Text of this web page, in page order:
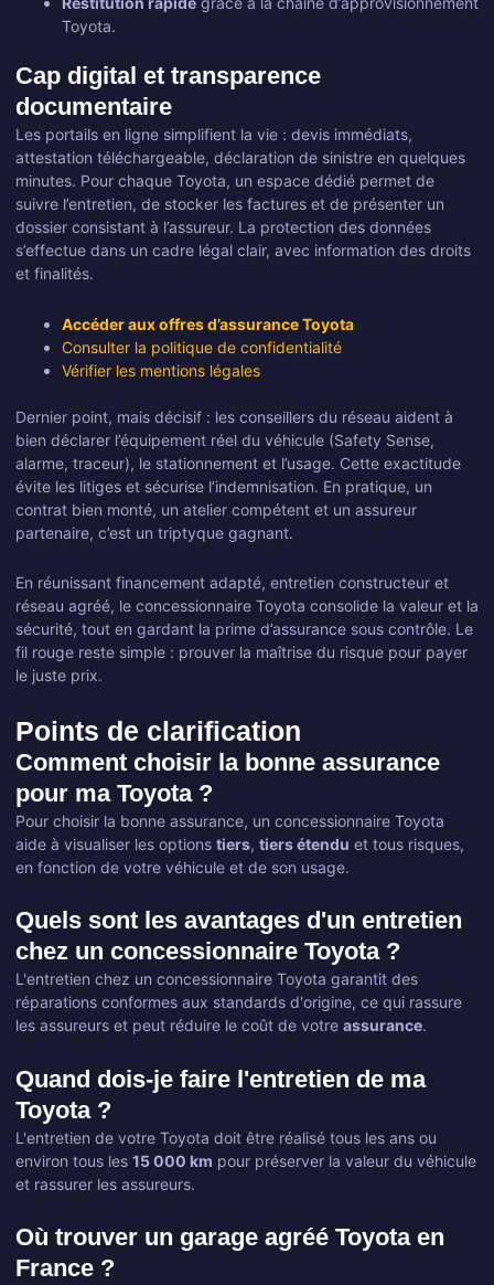
Toyota.
Cap digital et transparence
documentaire
Les portails en ligne simplifient la vie : devis immédiats,
attestation téléchargeable, déclaration de sinistre en quelques
minutes. Pour chaque Toyota, un espace dédié permet de
suivre l’entretien, de stocker les factures et de présenter un
dossier consistant à l’assureur. La protection des données
s’effectue dans un cadre légal clair, avec information des droits
et finalités.
Accéder aux offres d’assurance Toyota
Consulter la politique de confidentialité
Vérifier les mentions légales
Dernier point, mais décisif : les conseillers du réseau aident à
bien déclarer l’équipement réel du véhicule (Safety Sense,
alarme, traceur), le stationnement et l’usage. Cette exactitude
évite les litiges et sécurise l’indemnisation. En pratique, un
contrat bien monté, un atelier compétent et un assureur
partenaire, c’est un triptyque gagnant.
En réunissant financement adapté, entretien constructeur et
réseau agréé, le concessionnaire Toyota consolide la valeur et la
sécurité, tout en gardant la prime d’assurance sous contrôle. Le
fil rouge reste simple : prouver la maîtrise du risque pour payer
le juste prix.
Points de clarification
Comment choisir la bonne assurance
pour ma Toyota ?
Pour choisir la bonne assurance, un concessionnaire Toyota
aide à visualiser les options tiers, tiers étendu et tous risques,
en fonction de votre véhicule et de son usage.
Quels sont les avantages d'un entretien
chez un concessionnaire Toyota ?
L'entretien chez un concessionnaire Toyota garantit des
réparations conformes aux standards d'origine, ce qui rassure
les assureurs et peut réduire le coût de votre assurance.
Quand dois-je faire l'entretien de ma
Toyota ?
L'entretien de votre Toyota doit être réalisé tous les ans ou
environ tous les 15 000 km pour préserver la valeur du véhicule
et rassurer les assureurs.
Où trouver un garage agréé Toyota en
France ?